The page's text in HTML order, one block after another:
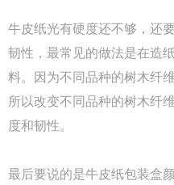
牛皮纸光有硬度还不够，还
韧性，最常见的做法是在造
料。因为不同品种的树木纤
所以改变不同品种的树木纤
度和韧性。
最后要说的是牛皮纸包装盒
匹配产品承重需求。...
Q 成都包装厂：纸质包装
A
成都包装厂：纸质包
避技巧，纸质包装盒定